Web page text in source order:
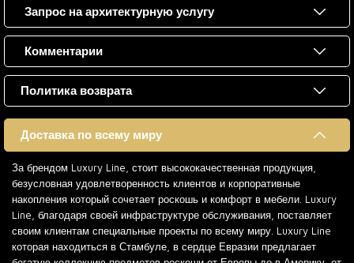
Запрос на архитектурную услугу
Комментарии
Политика возврата
Доставка по всему миру
За брендом Luxury Line, стоит высококачественная продукция,
безусловная удовлетворенность клиентов и корпоративные
накопления который сочетает роскошь и комфорт в мебели. Luxury
Line, благодаря своей инфраструктуре обслуживания, поставляет
своим клиентам специальные проекты по всему миру. Luxury Line
которая находиться в Стамбуле, в сердце Евразии предлагает